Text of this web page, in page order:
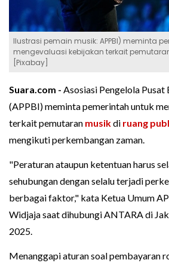
Ilustrasi pemain musik: APPBI) meminta
mengevaluasi kebijakan terkait
[Pixabay]
Suara.com - Asosiasi Pengelola Pusat
(APPBI) meminta pemerintah untuk
terkait pemutaran musikdi ruang
mengikuti perkembangan zaman.
"Peraturan ataupun ketentuan harus
sehubungan dengan selalu terjadi
berbagai faktor," kata Ketua Umum
Widjaja saat dihubungi ANTARA di
2025.
Menanggapi aturan soal pembayaran